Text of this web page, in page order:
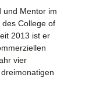
und Mentor im
College of
2013 ist er
vier